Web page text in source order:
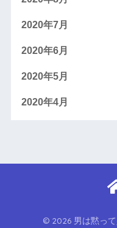
2020年7月
2020年6月
2020年5月
2020年4月
© 2026 男は黙っ